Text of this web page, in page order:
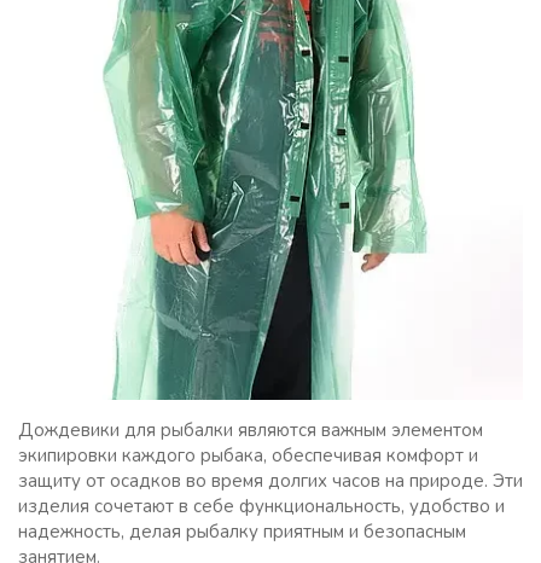
Дождевики для рыбалки являются важным элементом
экипировки каждого рыбака, обеспечивая комфорт и
защиту от осадков во время долгих часов на природе. Эти
изделия сочетают в себе функциональность, удобство и
надежность, делая рыбалку приятным и безопасным
занятием.